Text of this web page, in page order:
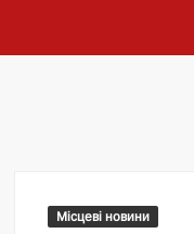
Місцеві новини